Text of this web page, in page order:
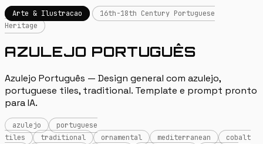
Arte & Ilustracao
16th-18th Century Portuguese
Heritage
AZULEJO PORTUGUÊS
Azulejo Português — Design general com azulejo,
portuguese tiles, traditional. Template e prompt pronto
para IA.
azulejo
portuguese
tiles
traditional ornamental mediterranean
cobalt